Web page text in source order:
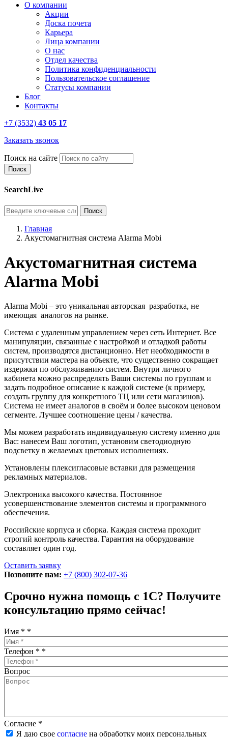
О компании
Акции
Доска почета
Карьера
Лица компании
О нас
Отдел качества
Политика конфиденциальности
Пользовательское соглашение
Статусы компании
Блог
Контакты
+7 (3532) 43 05 17
Заказать звонок
Поиск на сайте
SearchLive
Главная
Акустомагнитная система Alarma Mobi
Акустомагнитная система
Alarma Mobi
Alarma Mobi – это уникальная авторская разработка, не
имеющая аналогов на рынке.
Система с удаленным управлением через сеть Интернет. Все
манипуляции, связанные с настройкой и отладкой работы
систем, производятся дистанционно. Нет необходимости в
присутствии мастера на объекте, что существенно сокращает
издержки по обслуживанию систем. Внутри личного
кабинета можно распределять Ваши системы по группам и
задать подробное описание к каждой системе (к примеру,
создать группу для конкретного ТЦ или сети магазинов).
Система не имеет аналогов в своём и более высоком ценовом
сегменте. Лучшее соотношение цены / качества.
Мы можем разработать индивидуальную систему именно для
Вас: нанесем Ваш логотип, установим светодиодную
подсветку в желаемых цветовых исполнениях.
Установлены плексигласовые вставки для размещения
рекламных материалов.
Электроника высокого качества. Постоянное
усовершенствование элементов системы и программного
обеспечения.
Российские корпуса и сборка. Каждая система проходит
строгий контроль качества. Гарантия на оборудование
составляет один год.
Оставить заявку
Позвоните нам: +7 (800) 302-07-36
Срочно нужна помощь с 1С? Получите
консультацию прямо сейчас!
Имя * *
Телефон * *
Вопрос
Согласие *
Я даю свое согласие на обработку моих персональных